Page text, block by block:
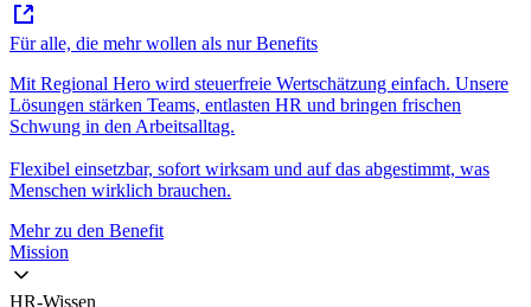
Für alle, die mehr wollen als nur Benefits
Mit Regional Hero wird steuerfreie Wertschätzung einfach. Unsere
Lösungen stärken Teams, entlasten HR und bringen frischen
Schwung in den Arbeitsalltag.
Flexibel einsetzbar, sofort wirksam und auf das abgestimmt, was
Menschen wirklich brauchen.
Mehr zu den Benefit
Mission
HR-Wissen